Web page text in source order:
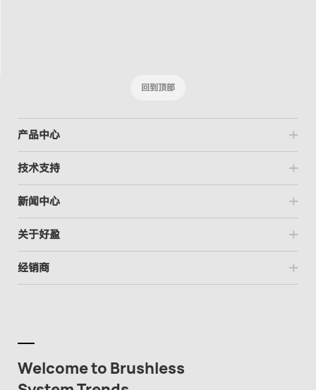
回到顶部
产品中心
技术支持
新闻中心
关于好盈
经销商
Welcome to Brushless